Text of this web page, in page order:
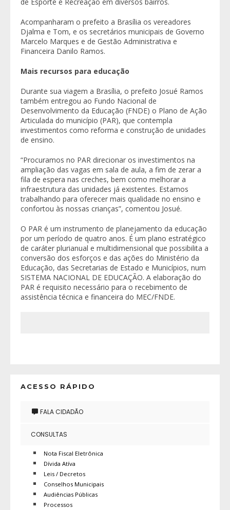
Acompanharam o prefeito a Brasília os vereadores
Djalma e Tom, e os secretários municipais de Governo
Marcelo Marques e de Gestão Administrativa e
Financeira Danilo Ramos.
Mais recursos para educação
Durante sua viagem a Brasília, o prefeito Josué Ramos
também entregou ao Fundo Nacional de
Desenvolvimento da Educação (FNDE) o Plano de Ação
Articulada do município (PAR), que contempla
investimentos como reforma e construção de unidades
de ensino.
“Procuramos no PAR direcionar os investimentos na
ampliação das vagas em sala de aula, a fim de zerar a
fila de espera nas creches, bem como melhorar a
infraestrutura das unidades já existentes. Estamos
trabalhando para oferecer mais qualidade no ensino e
confortou às nossas crianças”, comentou Josué.
O PAR é um instrumento de planejamento da educação
por um período de quatro anos. É um plano estratégico
de caráter plurianual e multidimensional que possibilita a
conversão dos esforços e das ações do Ministério da
Educação, das Secretarias de Estado e Municípios, num
SISTEMA NACIONAL DE EDUCAÇÃO. A elaboração do
PAR é requisito necessário para o recebimento de
assistência técnica e financeira do MEC/FNDE.
ACESSO RÁPIDO
FALA CIDADÃO
CONSULTAS
Nota Fiscal Eletrônica
Dívida Atíva
Leis / Decretos
Conselhos Municipais
Audiências Públicas
Processos